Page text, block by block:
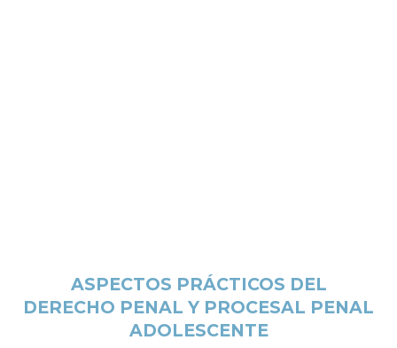
ASPECTOS PRÁCTICOS DEL
DERECHO PENAL Y PROCESAL PENAL
ADOLESCENTE